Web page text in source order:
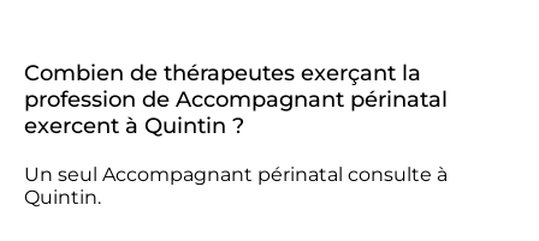
Combien de thérapeutes exerçant la
profession de Accompagnant périnatal
exercent à Quintin ?
Un seul Accompagnant périnatal consulte à
Quintin.